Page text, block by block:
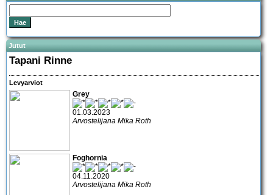
Jutut
Tapani Rinne
Levyarviot
Grey
01.03.2023
Arvostelijana Mika Roth
Foghornia
04.11.2020
Arvostelijana Mika Roth